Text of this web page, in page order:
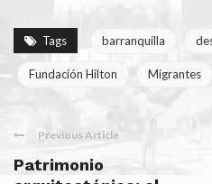
Tags barranquilla
Fundación Hilton Migrantes
Previous Article
Patrimonio